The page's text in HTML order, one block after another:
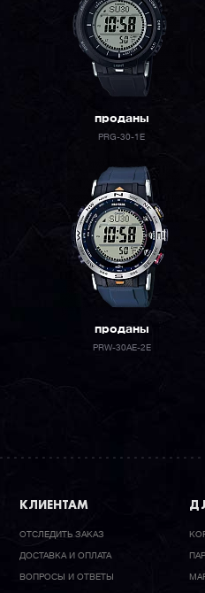
проданы
PRG-30-1E
проданы
PRW-30AE-2E
КЛИЕНТАМ
ОТСЛЕДИТЬ ЗАКАЗ
ДОСТАВКА И ОПЛАТА
ВОПРОСЫ И ОТВЕТЫ